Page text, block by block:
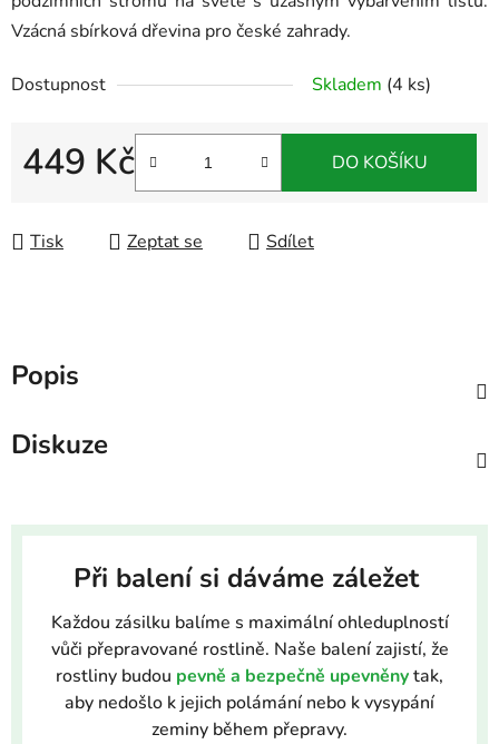
Vzácná sbírková dřevina pro české zahrady.
Dostupnost Skladem (4 ks)
449 Kč DO KOŠÍKU
Tisk Zeptat se Sdílet
Popis
Diskuze
Při balení si dáváme záležet
Každou zásilku balíme s maximální ohleduplností
vůči přepravované rostlině. Naše balení zajistí, že
rostliny budou pevně a bezpečně upevněnytak,
aby nedošlo k jejich polámání nebo k vysypání
zeminy během přepravy.